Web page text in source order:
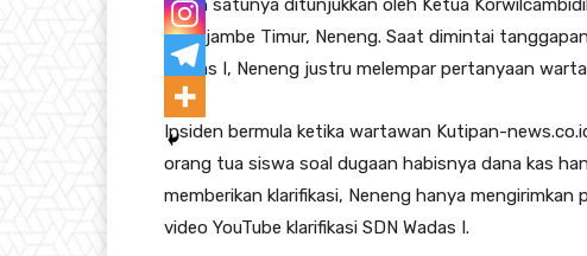
Salah satunya ditunjukkan oleh Ketua
Telukjambe Timur, Neneng. Saat dimintai
Wadas I, Neneng justru melempar pertanyaan
Insiden bermula ketika wartawan Kutipan-
orang tua siswa soal dugaan habisnya dana kas
memberikan klarifikasi, Neneng hanya
video YouTube klarifikasi SDN Wadas I.